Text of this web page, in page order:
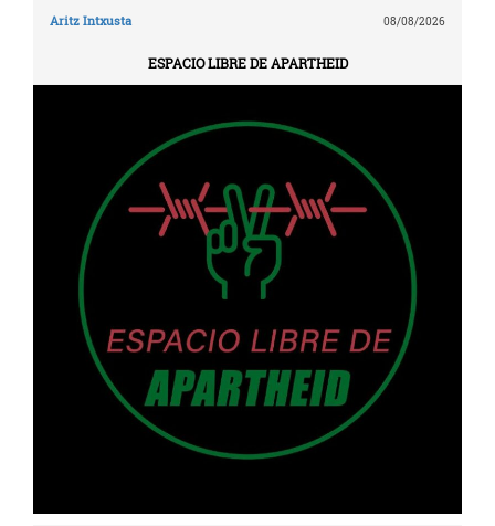
Aritz Intxusta 08/08/2026
ESPACIO LIBRE DE APARTHEID